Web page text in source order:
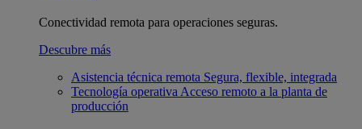
Conectividad remota para operaciones seguras.
Descubre más
Asistencia técnica remota Segura, flexible, integrada
Tecnología operativa Acceso remoto a la planta de
producción